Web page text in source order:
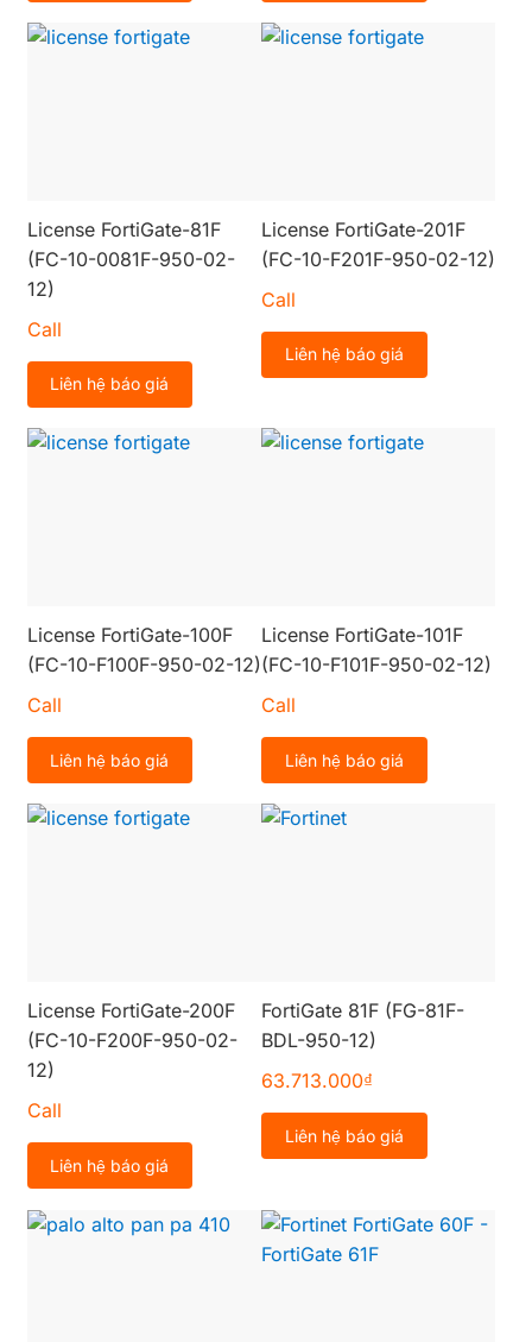
License FortiGate-81F
(FC-10-0081F-950-02-
12)
Call
Liên hệ báo giá
License FortiGate-201F
(FC-10-F201F-950-02-12)
Call
Liên hệ báo giá
License FortiGate-100F
(FC-10-F100F-950-02-12)
Call
Liên hệ báo giá
License FortiGate-101F
(FC-10-F101F-950-02-12)
Call
Liên hệ báo giá
License FortiGate-200F
(FC-10-F200F-950-02-
12)
Call
Liên hệ báo giá
FortiGate 81F (FG-81F-
BDL-950-12)
63.713.000₫
Liên hệ báo giá